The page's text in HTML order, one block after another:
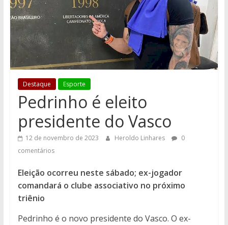
Destaque Esporte
Pedrinho é eleito
presidente do Vasco
12 de novembro de 2023 Heroldo Linhares
0
comentários
Eleição ocorreu neste sábado; ex-jogador
comandará o clube associativo no próximo
triênio
Pedrinho é o novo presidente do Vasco. O ex-